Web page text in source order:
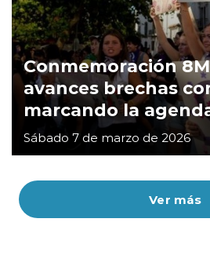
Ver más
Conmemoración
avances brechas
marcando la
Sábado 7 de marzo de 2026